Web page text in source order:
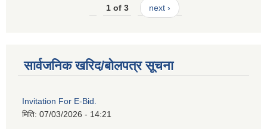
1 of 3 next ›
सार्वजनिक खरिद/बोलपत्र सूचना
Invitation For E-Bid.
मिति: 07/03/2026 - 14:21